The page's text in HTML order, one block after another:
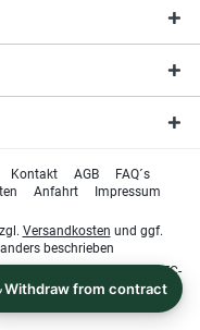
Kontakt AGB
FAQ´s
Anfahrt Impressum
Versandkosten und ggf.
beschrieben
Reserved. Design by
TC-